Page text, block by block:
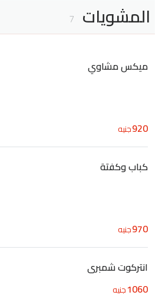
المشويات 7
ميكس مشاوي
920جنيه
كباب وكفتة
970جنيه
انتركوت شمبرى
1060جنيه